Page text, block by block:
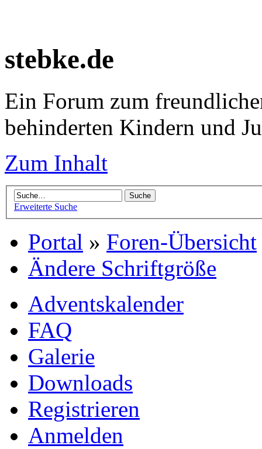
stebke.de
Ein Forum zum
behinderten Kindern und
Zum Inhalt
Erweiterte Suche
Portal » Foren-Übersicht
Ändere Schriftgröße
Adventskalender
FAQ
Galerie
Downloads
Registrieren
Anmelden